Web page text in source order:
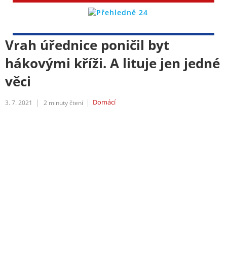
Vrah úřednice poničil byt
hákovými kříži. A lituje jen jedné
věci
3. 7. 2021 2 minuty čtení Domácí